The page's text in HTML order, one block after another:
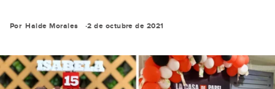
Por Haide Morales 2 de octubre de 2021